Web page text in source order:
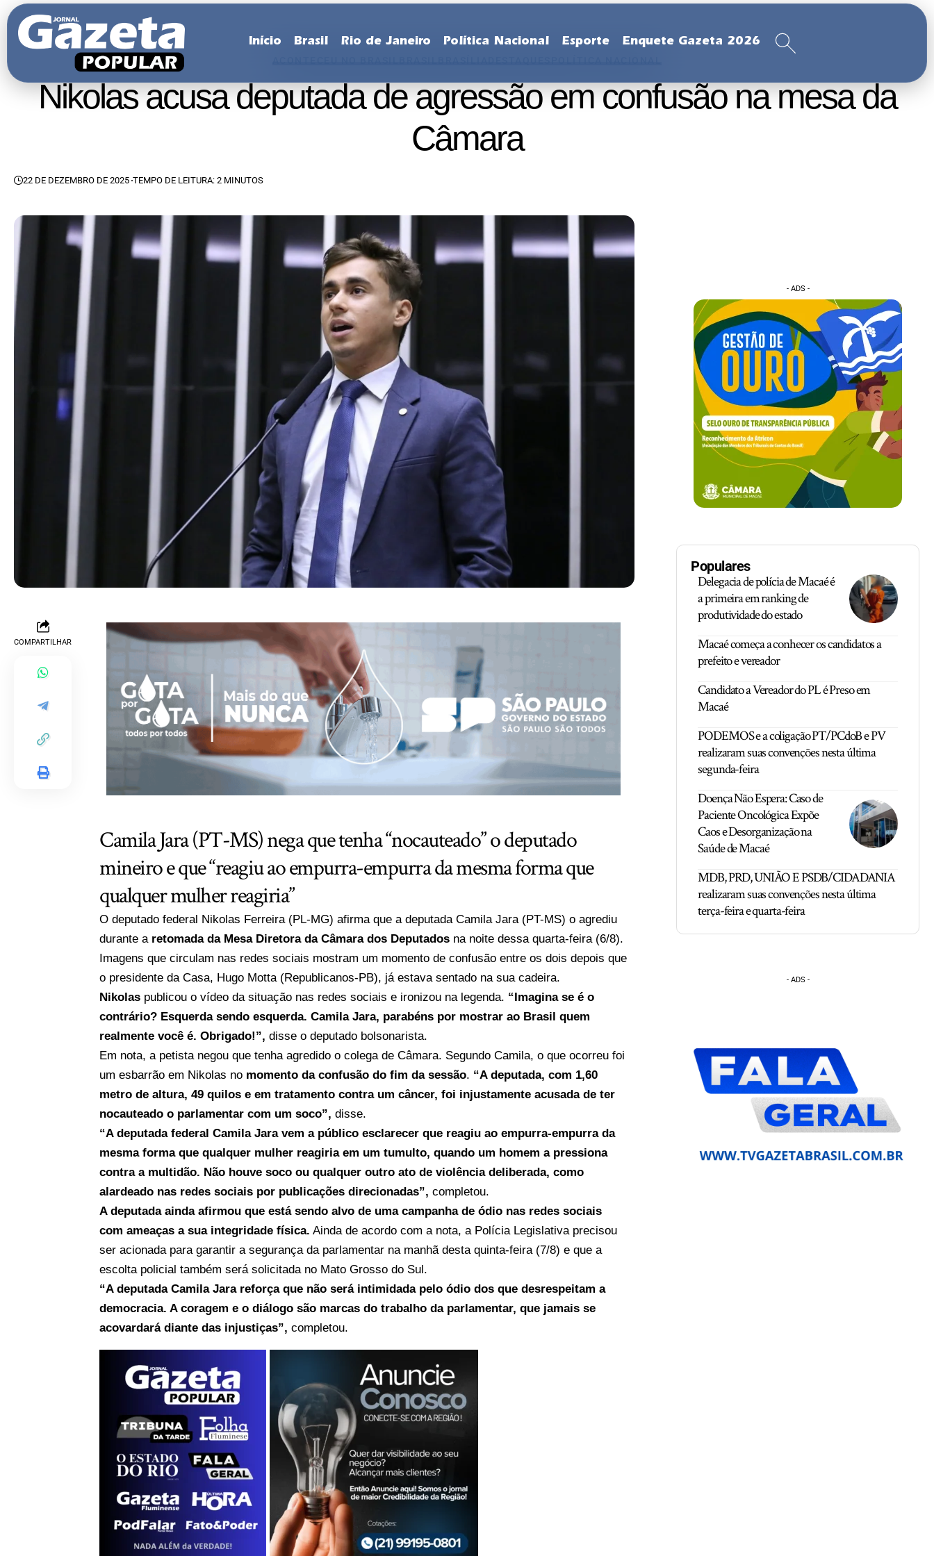
Início Brasil Rio de Janeiro Política Nacional Esporte Enquete Gazeta 2026
Nikolas acusa deputada de agressão em confusão na mesa da
Câmara
22 DE DEZEMBRO DE 2025 TEMPO DE LEITURA: 2 MINUTOS
COMPARTILHAR
Camila Jara (PT-MS) nega que tenha “nocauteado” o deputado
mineiro e que “reagiu ao empurra-empurra da mesma forma que
qualquer mulher reagiria”
O deputado federal Nikolas Ferreira (PL-MG) afirma que a deputada Camila Jara (PT-MS) o agrediu
durante a retomada da Mesa Diretora da Câmara dos Deputados na noite dessa quarta-feira (6/8).
Imagens que circulam nas redes sociais mostram um momento de confusão entre os dois depois que
o presidente da Casa, Hugo Motta (Republicanos-PB), já estava sentado na sua cadeira.
Nikolas publicou o vídeo da situação nas redes sociais e ironizou na legenda. “Imagina se é o
contrário? Esquerda sendo esquerda. Camila Jara, parabéns por mostrar ao Brasil quem
realmente você é. Obrigado!”, disse o deputado bolsonarista.
Em nota, a petista negou que tenha agredido o colega de Câmara. Segundo Camila, o que ocorreu foi
um esbarrão em Nikolas no momento da confusão do fim da sessão. “A deputada, com 1,60
metro de altura, 49 quilos e em tratamento contra um câncer, foi injustamente acusada de ter
nocauteado o parlamentar com um soco”, disse.
“A deputada federal Camila Jara vem a público esclarecer que reagiu ao empurra-empurra da
mesma forma que qualquer mulher reagiria em um tumulto, quando um homem a pressiona
contra a multidão. Não houve soco ou qualquer outro ato de violência deliberada, como
alardeado nas redes sociais por publicações direcionadas”, completou.
A deputada ainda afirmou que está sendo alvo de uma campanha de ódio nas redes sociais
com ameaças a sua integridade física. Ainda de acordo com a nota, a Polícia Legislativa precisou
ser acionada para garantir a segurança da parlamentar na manhã desta quinta-feira (7/8) e que a
escolta policial também será solicitada no Mato Grosso do Sul.
“A deputada Camila Jara reforça que não será intimidada pelo ódio dos que desrespeitam a
democracia. A coragem e o diálogo são marcas do trabalho da parlamentar, que jamais se
acovardará diante das injustiças”, completou.
- ADS -
Populares
Delegacia de polícia de Macaé é
a primeira em ranking de
produtividade do estado
Macaé começa a conhecer os candidatos a
prefeito e vereador
Candidato a Vereador do PL é Preso em
Macaé
PODEMOS e a coligação PT/PCdoB e PV
realizaram suas convenções nesta última
segunda-feira
Doença Não Espera: Caso de
Paciente Oncológica Expõe
Caos e Desorganização na
Saúde de Macaé
MDB, PRD, UNIÃO E PSDB/CIDADANIA
realizaram suas convenções nesta última
terça-feira e quarta-feira
- ADS -